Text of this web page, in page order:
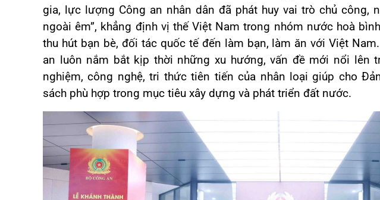
gia, lực lượng Công an nhân dân đã phát huy vai trò chủ công,
ngoài êm”, khẳng định vị thế Việt Nam trong nhóm nước hoà
thu hút bạn bè, đối tác quốc tế đến làm bạn, làm ăn với Việt
an luôn nắm bắt kịp thời những xu hướng, vấn đề mới nổi lên
nghiệm, công nghệ, tri thức tiên tiến của nhân loại giúp cho
sách phù hợp trong mục tiêu xây dựng và phát triển đất nước.